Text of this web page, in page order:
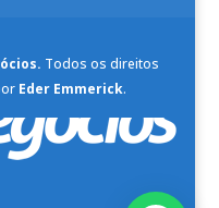
Todos os direitos
Eder Emmerick.